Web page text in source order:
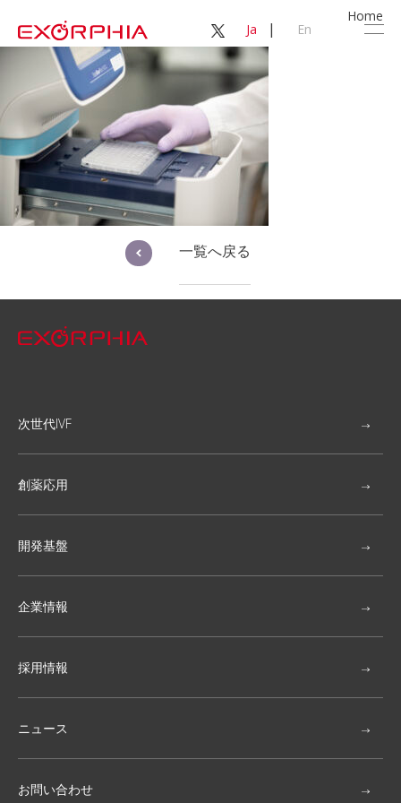
Ja | En
Home
一覧へ戻る
次世代IVF
創薬応用
開発基盤
企業情報
採用情報
ニュース
お問い合わせ